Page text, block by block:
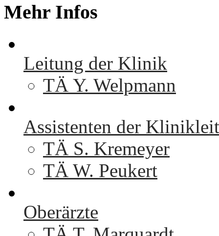
Mehr Infos
Leitung der Klinik
TÄ Y. Welpmann
Assistenten der
TÄ S. Kremeyer
TÄ W. Peukert
Oberärzte